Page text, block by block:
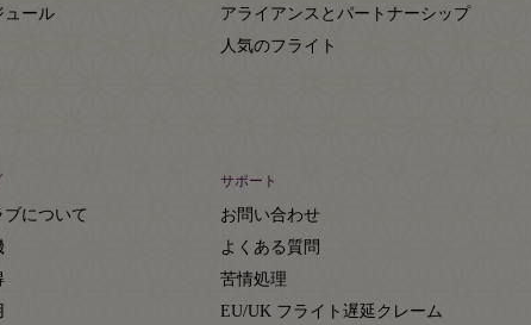
ュール
アライアンスとパートナーシップ
人気のフライト
について
サポート
お問い合わせ
よくある質問
苦情処理
EU/UK フライト遅延クレーム